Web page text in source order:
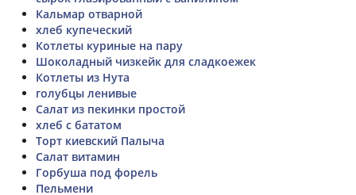
Кальмар отварной
хлеб купеческий
Котлеты куриные на пару
Шоколадный чизкейк для сладкоежек
Котлеты из Нута
голубцы ленивые
Салат из пекинки простой
хлеб с бататом
Торт киевский Палыча
Салат витамин
Горбуша под форель
Пельмени